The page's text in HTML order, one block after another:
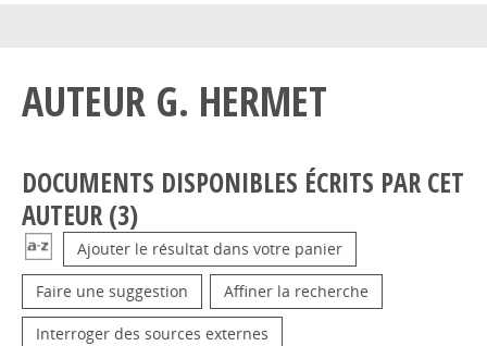
AUTEUR G. HERMET
DOCUMENTS DISPONIBLES ÉCRITS PAR CET
AUTEUR (3)
Ajouter le résultat dans votre panier
Faire une suggestion Affiner la recherche
Interroger des sources externes